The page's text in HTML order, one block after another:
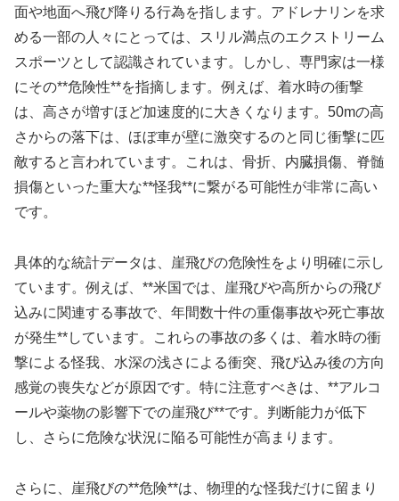
面や地面へ飛び降りる行為を指します。アドレナリンを求
める一部の人々にとっては、スリル満点のエクストリーム
スポーツとして認識されています。しかし、専門家は一様
にその**危険性**を指摘します。例えば、着水時の衝撃
は、高さが増すほど加速度的に大きくなります。50mの高
さからの落下は、ほぼ車が壁に激突するのと同じ衝撃に匹
敵すると言われています。これは、骨折、内臓損傷、脊髄
損傷といった重大な**怪我**に繋がる可能性が非常に高い
です。
具体的な統計データは、崖飛びの危険性をより明確に示し
ています。例えば、**米国では、崖飛びや高所からの飛び
込みに関連する事故で、年間数十件の重傷事故や死亡事故
が発生**しています。これらの事故の多くは、着水時の衝
撃による怪我、水深の浅さによる衝突、飛び込み後の方向
感覚の喪失などが原因です。特に注意すべきは、**アルコ
ールや薬物の影響下での崖飛び**です。判断能力が低下
し、さらに危険な状況に陥る可能性が高まります。
さらに、崖飛びの**危険**は、物理的な怪我だけに留まり